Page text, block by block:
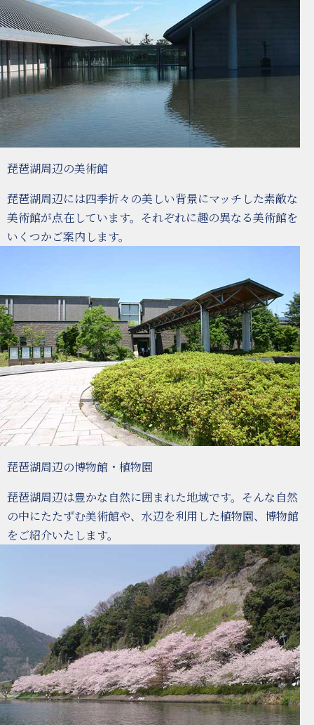
琵琶湖周辺の美術館
琵琶湖周辺には四季折々の美しい背景にマッチした素敵な
美術館が点在しています。それぞれに趣の異なる美術館を
いくつかご案内します。
琵琶湖周辺の博物館・植物園
琵琶湖周辺は豊かな自然に囲まれた地域です。そんな自然
の中にたたずむ美術館や、水辺を利用した植物園、博物館
をご紹介いたします。